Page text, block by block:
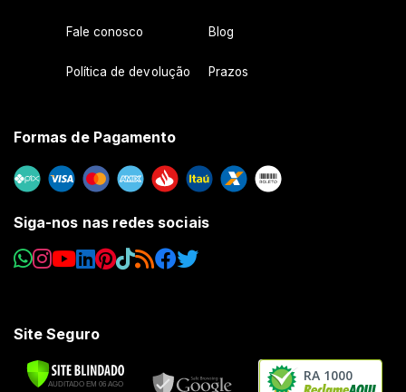
Fale conosco Blog
Política de devolução Prazos
Formas de Pagamento
Siga-nos nas redes sociais
Site Seguro
RA 1000